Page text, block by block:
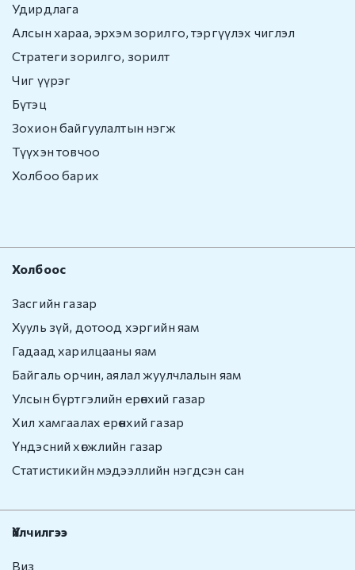
Нээлттэй
мэдээлэл
Хүний нөөц
Нээлттэй өгөгдөл
Мэдээ, мэдээлэл
Төрийн болон
албаны нууц
Холбоо барих
Удирдлага
Алсын хараа, эрхэм зорилго, тэргүүлэх чиглэл
Стратеги зорилго, зорилт
Чиг үүрэг
Бүтэц
Зохион байгуулалтын нэгж
Түүхэн товчоо
Холбоо барих
Холбоос
Засгийн газар
Хууль зүй, дотоод хэргийн яам
Гадаад харилцааны яам
Байгаль орчин, аялал жуулчлалын яам
Улсын бүртгэлийн ерөнхий газар
Хил хамгаалах ерөнхий газар
Үндэсний хөгжлийн газар
Статистикийн мэдээллийн нэгдсэн сан
Үйлчилгээ
Виз